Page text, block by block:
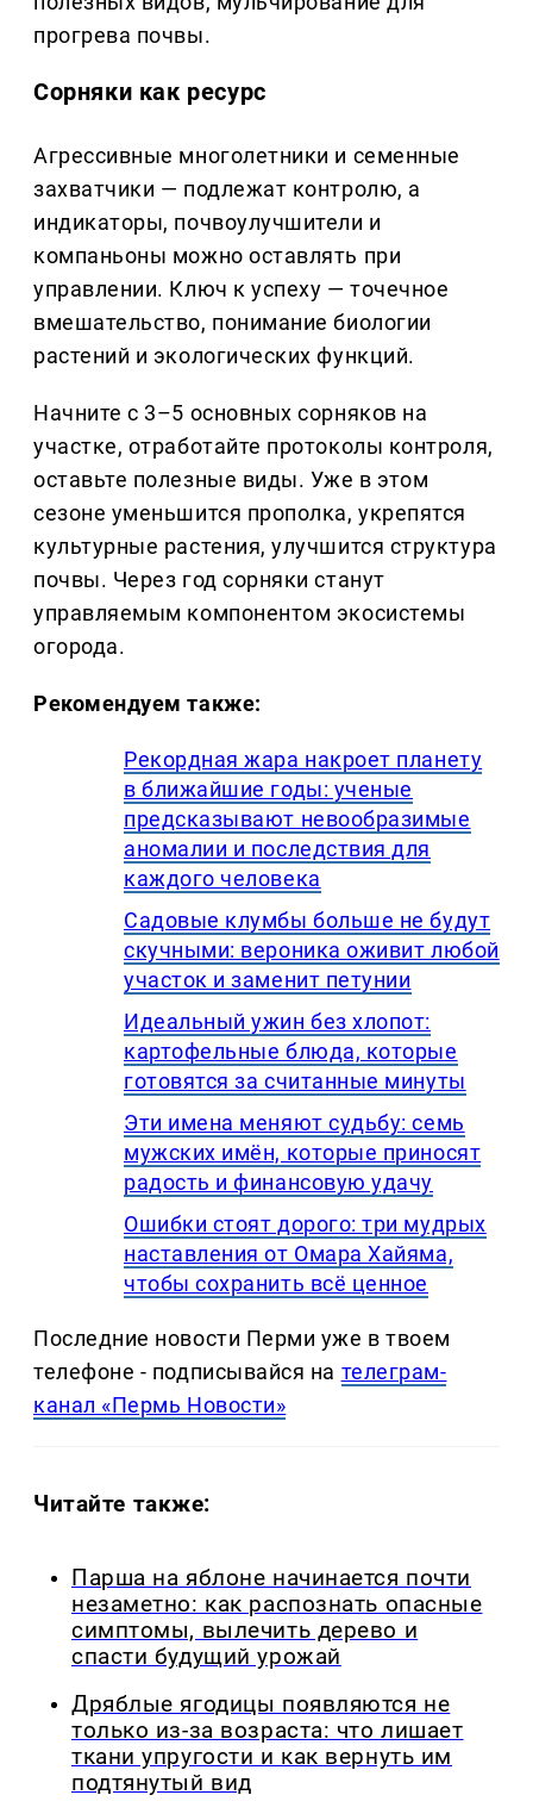
прогрева почвы.
Сорняки как ресурс
Агрессивные многолетники и семенные
захватчики — подлежат контролю, а
индикаторы, почвоулучшители и
компаньоны можно оставлять при
управлении. Ключ к успеху — точечное
вмешательство, понимание биологии
растений и экологических функций.
Начните с 3–5 основных сорняков на
участке, отработайте протоколы контроля,
оставьте полезные виды. Уже в этом
сезоне уменьшится прополка, укрепятся
культурные растения, улучшится структура
почвы. Через год сорняки станут
управляемым компонентом экосистемы
огорода.
Рекомендуем также:
Рекордная жара накроет планету
в ближайшие годы: ученые
предсказывают невообразимые
аномалии и последствия для
каждого человека
Садовые клумбы больше не будут
скучными: вероника оживит любой
участок и заменит петунии
Идеальный ужин без хлопот:
картофельные блюда, которые
готовятся за считанные минуты
Эти имена меняют судьбу: семь
мужских имён, которые приносят
радость и финансовую удачу
Ошибки стоят дорого: три мудрых
наставления от Омара Хайяма,
чтобы сохранить всё ценное
Последние новости Перми уже в твоем
телефоне - подписывайся на телеграм-
канал «Пермь Новости»
Читайте также:
Парша на яблоне начинается почти
незаметно: как распознать опасные
симптомы, вылечить дерево и
спасти будущий урожай
Дряблые ягодицы появляются не
только из-за возраста: что лишает
ткани упругости и как вернуть им
подтянутый вид